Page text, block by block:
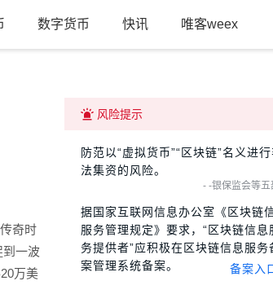
数字货币 快讯 唯客weex
奇时
到一波
万美
风险提示
防范以“虚拟货币”“区块链”名义进
法集资的风险。
- -银保监会等五
据国家互联网信息办公室《区块链
服务管理规定》要求，“区块链信息
务提供者”应积极在区块链信息服务
案管理系统备案。
备案入